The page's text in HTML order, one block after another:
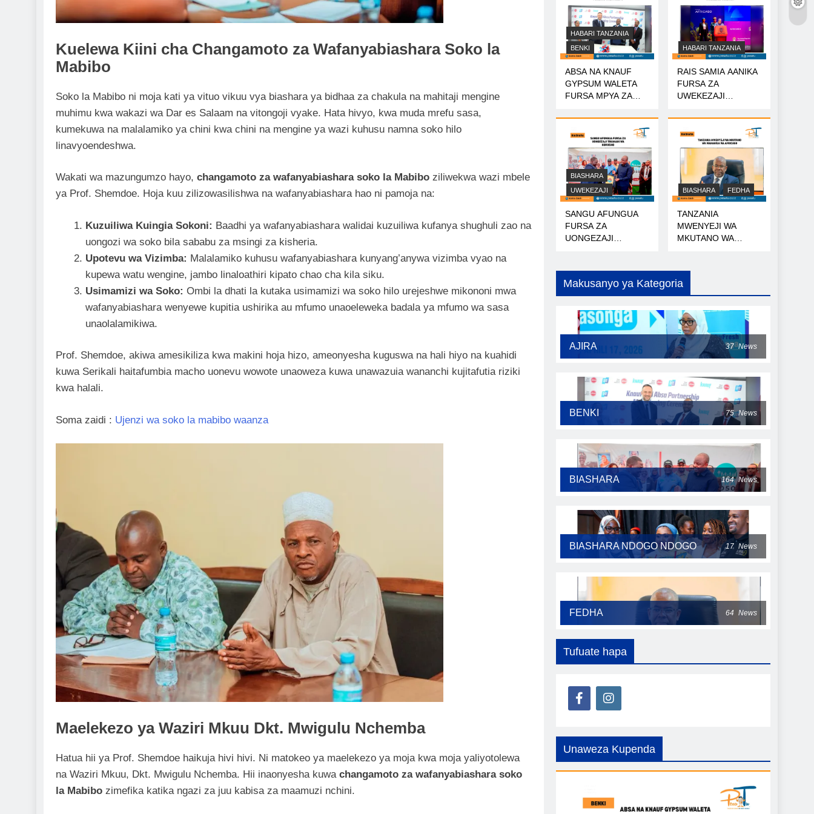
Kuelewa Kiini cha Changamoto za Wafanyabiashara Soko la
Mabibo
Soko la Mabibo ni moja kati ya vituo vikuu vya biashara ya bidhaa za chakula na mahitaji mengine
muhimu kwa wakazi wa Dar es Salaam na vitongoji vyake. Hata hivyo, kwa muda mrefu sasa,
kumekuwa na malalamiko ya chini kwa chini na mengine ya wazi kuhusu namna soko hilo
linavyoendeshwa.
Wakati wa mazungumzo hayo, changamoto za wafanyabiashara soko la Mabibo ziliwekwa wazi mbele
ya Prof. Shemdoe. Hoja kuu zilizowasilishwa na wafanyabiashara hao ni pamoja na:
Kuzuiliwa Kuingia Sokoni: Baadhi ya wafanyabiashara walidai kuzuiliwa kufanya shughuli zao na
uongozi wa soko bila sababu za msingi za kisheria.
Upotevu wa Vizimba: Malalamiko kuhusu wafanyabiashara kunyang’anywa vizimba vyao na
kupewa watu wengine, jambo linaloathiri kipato chao cha kila siku.
Usimamizi wa Soko: Ombi la dhati la kutaka usimamizi wa soko hilo urejeshwe mikononi mwa
wafanyabiashara wenyewe kupitia ushirika au mfumo unaoeleweka badala ya mfumo wa sasa
unaolalamikiwa.
Prof. Shemdoe, akiwa amesikiliza kwa makini hoja hizo, ameonyesha kuguswa na hali hiyo na kuahidi
kuwa Serikali haitafumbia macho uonevu wowote unaoweza kuwa unawazuia wananchi kujitafutia riziki
kwa halali.
Soma zaidi : Ujenzi wa soko la mabibo waanza
Maelekezo ya Waziri Mkuu Dkt. Mwigulu Nchemba
Hatua hii ya Prof. Shemdoe haikuja hivi hivi. Ni matokeo ya maelekezo ya moja kwa moja yaliyotolewa
na Waziri Mkuu, Dkt. Mwigulu Nchemba. Hii inaonyesha kuwa changamoto za wafanyabiashara soko
la Mabibo zimefika katika ngazi za juu kabisa za maamuzi nchini.
HABARI TANZANIA
BENKI
ABSA NA KNAUF
GYPSUM WALETA
FURSA MPYA ZA
HABARI TANZANIA
RAIS SAMIA AANIKA
FURSA ZA
UWEKEZAJI
BIASHARA
UWEKEZAJI
SANGU AFUNGUA
FURSA ZA
UONGEZAJI
BIASHARA FEDHA
TANZANIA
MWENYEJI WA
MKUTANO WA
Makusanyo ya Kategoria
AJIRA 37 News
BENKI 75 News
BIASHARA 164 News
BIASHARA NDOGO NDOGO 17 News
FEDHA 64 News
Tufuate hapa
Unaweza Kupenda